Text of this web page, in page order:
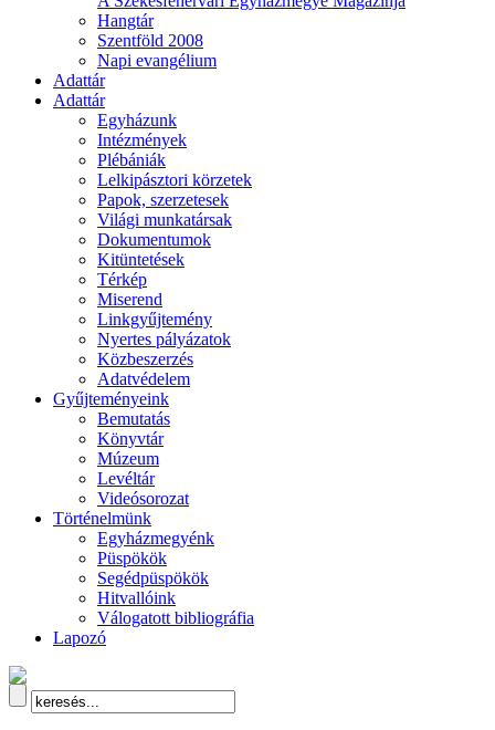
Hangtár
Szentföld 2008
Napi evangélium
Adattár
Adattár
Egyházunk
Intézmények
Plébániák
Lelkipásztori körzetek
Papok, szerzetesek
Világi munkatársak
Dokumentumok
Kitüntetések
Térkép
Miserend
Linkgyűjtemény
Nyertes pályázatok
Közbeszerzés
Adatvédelem
Gyűjteményeink
Bemutatás
Könyvtár
Múzeum
Levéltár
Videósorozat
Történelmünk
Egyházmegyénk
Püspökök
Segédpüspökök
Hitvallóink
Válogatott bibliográfia
Lapozó